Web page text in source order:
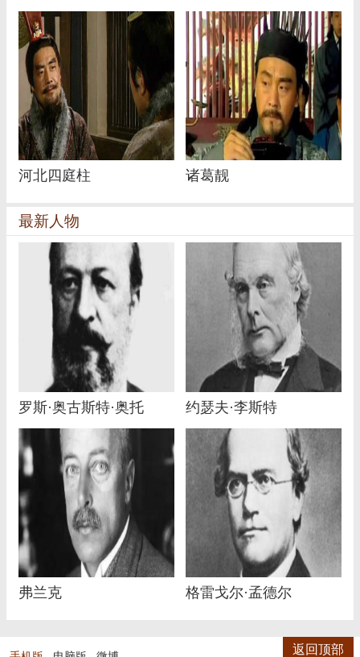
河北四庭柱 诸葛靓
最新人物
罗斯·奥古斯特·奥托 约瑟夫·李斯特
弗兰克 格雷戈尔·孟德尔
返回顶部